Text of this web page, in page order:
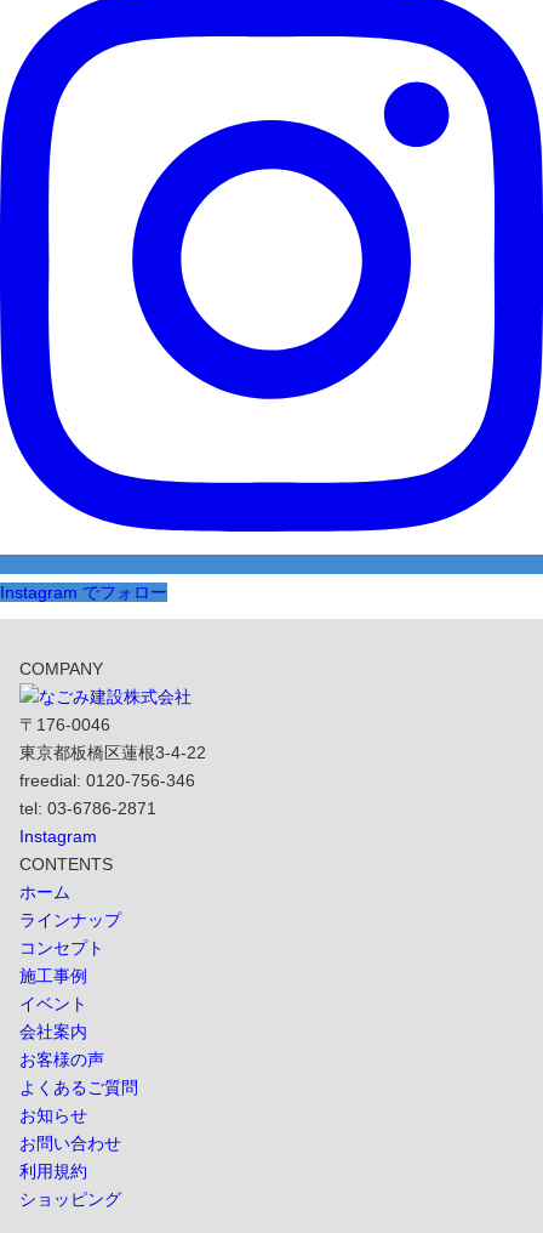
Instagram でフォロー
COMPANY
〒176-0046
東京都板橋区蓮根3-4-22
freedial: 0120-756-346
tel: 03-6786-2871
Instagram
CONTENTS
ホーム
ラインナップ
コンセプト
施工事例
イベント
会社案内
お客様の声
よくあるご質問
お知らせ
お問い合わせ
利用規約
ショッピング